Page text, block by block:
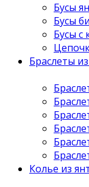
Бусы
Бусы
Бусы с
Браслеты
Колье из